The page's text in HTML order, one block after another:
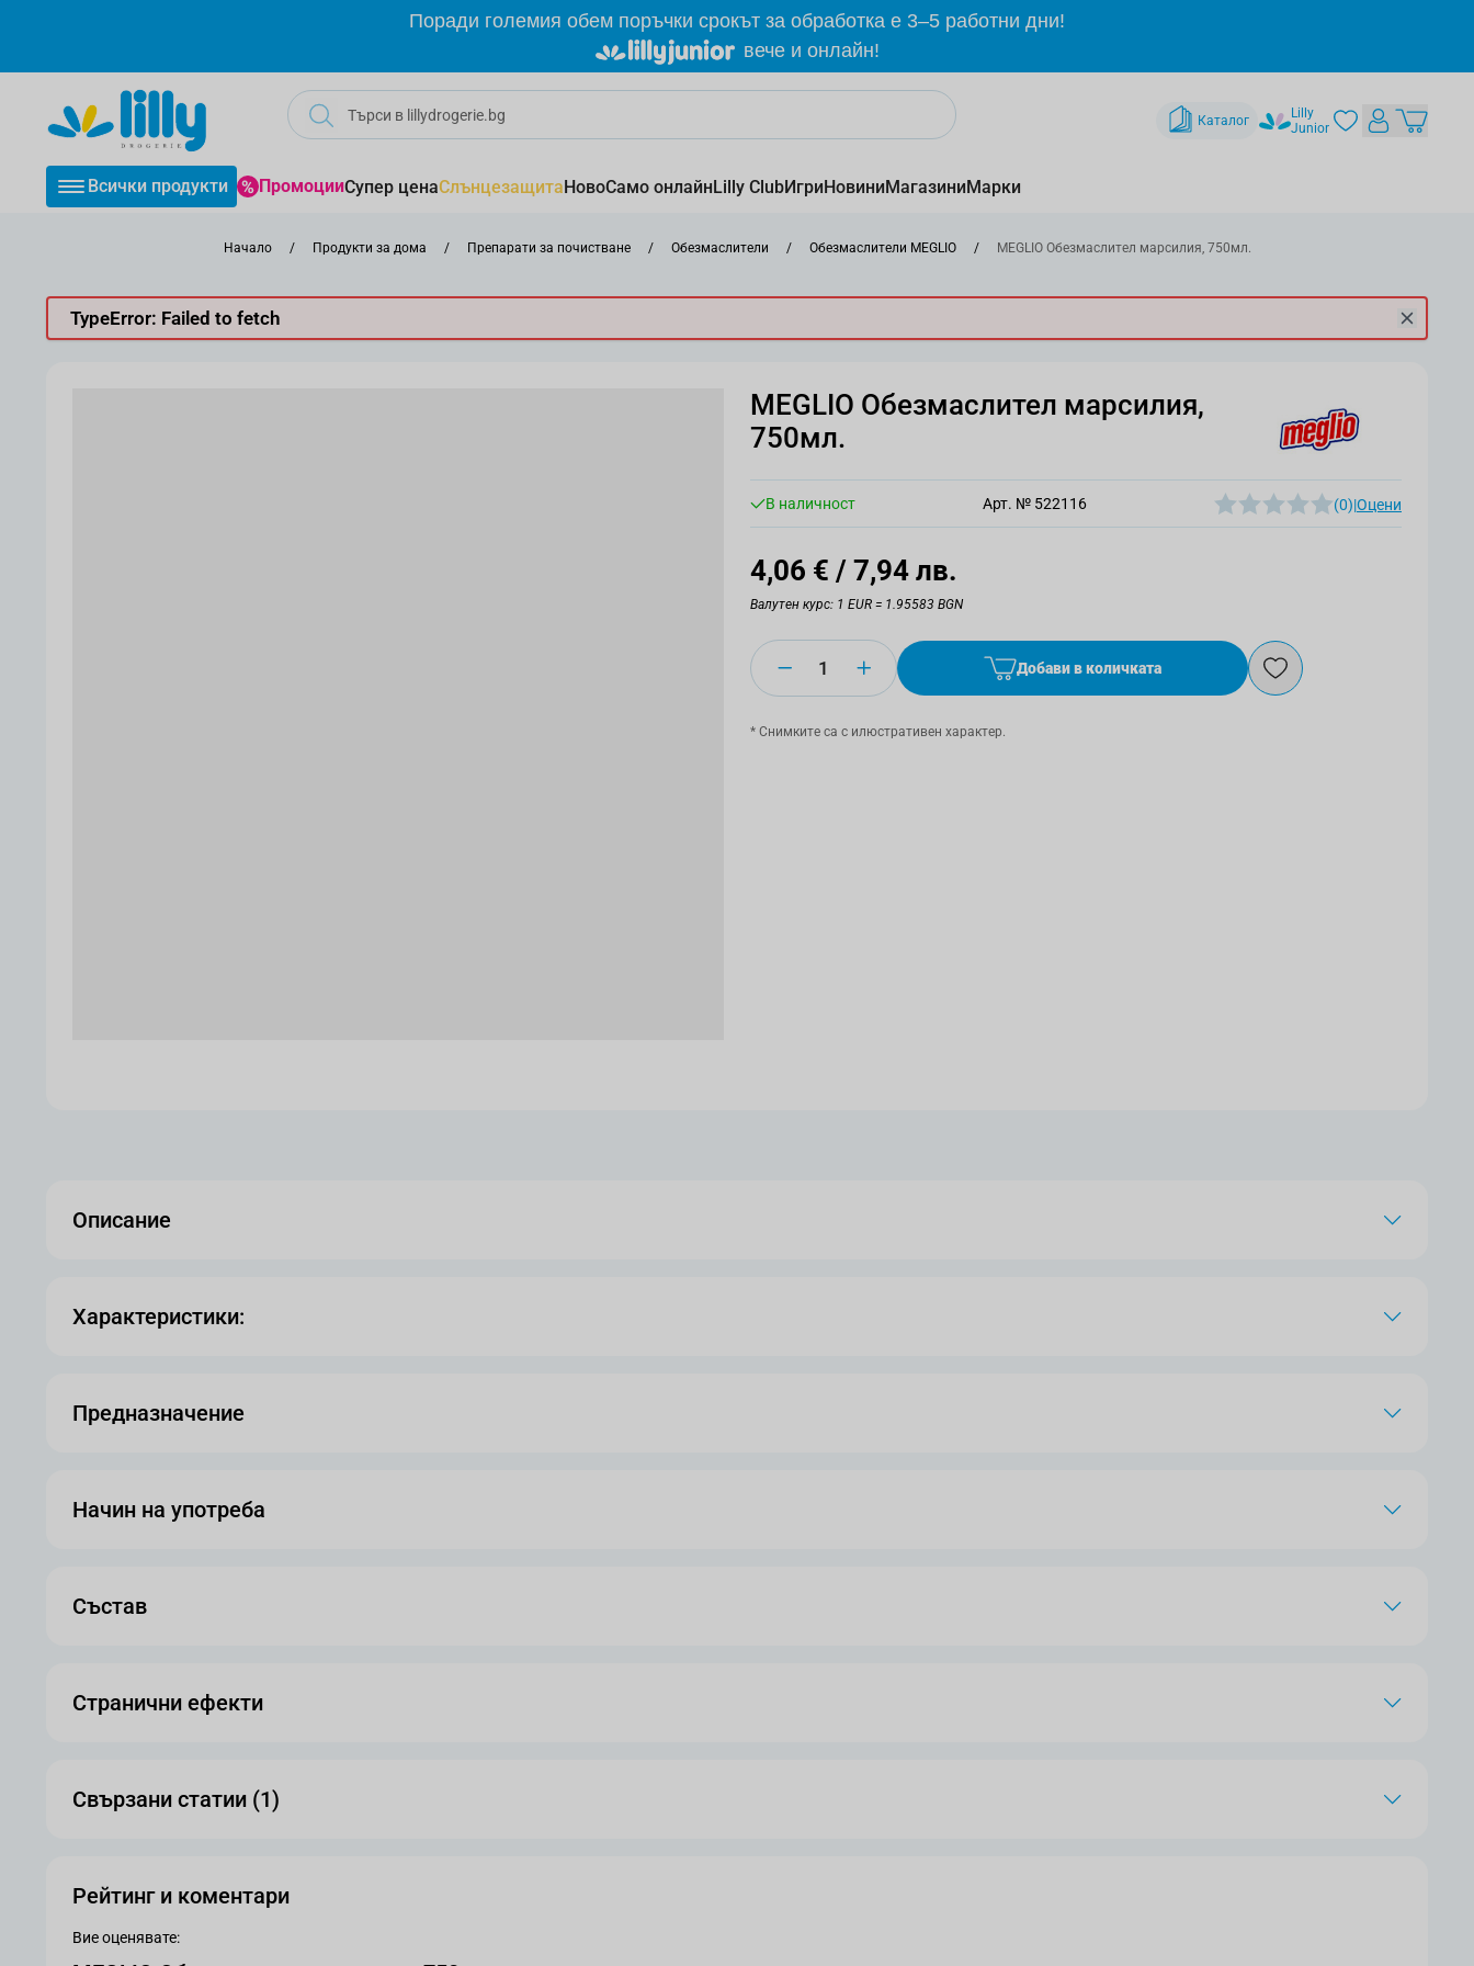
Поради големия обем поръчки срокът за обработка е 3–5 работни дни!
вече и онлайн!
Каталог
Lilly
Junior
Всички продукти ПромоцииСупер ценаСлънцезащитаНовоСамо онлайнLilly ClubИгриНовиниМагазиниМарки
Начало / Продукти за дома / Препарати за почистване / Обезмаслители / Обезмаслители MEGLIO / MEGLIO Обезмаслител марсилия, 750мл.
TypeError: Failed to fetch
MEGLIO Обезмаслител марсилия,
750мл.
В наличност Арт. № 522116 (0)|Оцени
4,06 € / 7,94 лв.
Валутен курс: 1 EUR = 1.95583 BGN
Количество Добави в количката
* Снимките са с илюстративен характер.
Описание
Характеристики:
Предназначение
Начин на употреба
Състав
Странични ефекти
Свързани статии (1)
Рейтинг и коментари
Вие оценявате: